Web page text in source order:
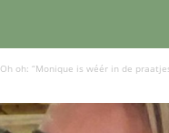
Oh oh: “Monique is wéér in de